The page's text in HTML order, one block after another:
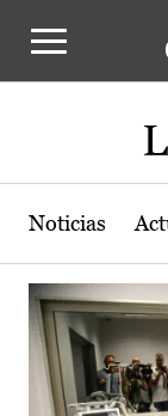
Actualidad
Noticias